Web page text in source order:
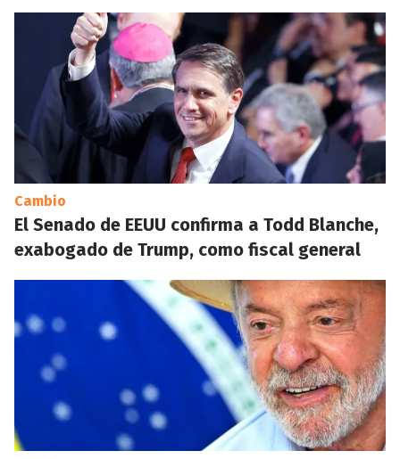
Cambio
El Senado de EEUU confirma a Todd Blanche,
exabogado de Trump, como fiscal general